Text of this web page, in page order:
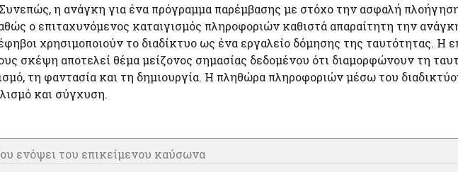
η ανάγκη για ένα πρόγραμμα παρέμβασης με στόχο την ασφαλή
ο επιταχυνόμενος καταιγισμός πληροφοριών καθιστά απαραίτητη την
χρησιμοποιούν το διαδίκτυο ως ένα εργαλείο δόμησης της ταυτότητας. Η
σκέψη αποτελεί θέμα μείζονος σημασίας δεδομένου ότι διαμορφώνουν τη
τη φαντασία και τη δημιουργία. Η πληθώρα πληροφοριών μέσω του
και σύγχυση.
ενόψει του επικείμενου καύσωνα